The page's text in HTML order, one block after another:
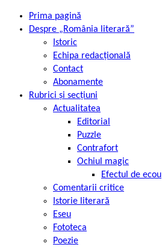
Prima pagină
Despre „România literară”
Istoric
Echipa redacțională
Contact
Abonamente
Rubrici și secțiuni
Actualitatea
Editorial
Puzzle
Contrafort
Ochiul magic
Efectul de ecou
Comentarii critice
Istorie literară
Eseu
Fototeca
Poezie